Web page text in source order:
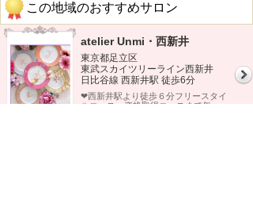
この地域のおすすめサロン
atelier Unmi・西新井
東京都足立区
東武スカイツリーライン西新井
日比谷線 西新井駅 徒歩6分
❤︎西新井駅より徒歩６分フリースタイ
ルコース〜資格取得コースまで年...